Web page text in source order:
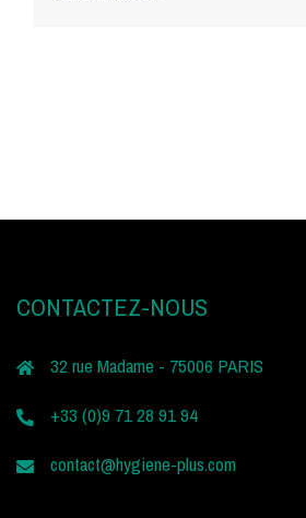
CONTACTEZ-NOUS
32 rue Madame - 75006 PARIS
+33 (0)9 71 28 91 94
contact@hygiene-plus.com